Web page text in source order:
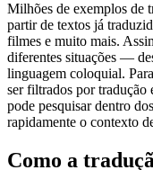
Milhões de exemplos de
partir de textos já
filmes e muito mais.
diferentes situações —
linguagem coloquial.
ser filtrados por tradução
pode pesquisar dentro
rapidamente o contexto
Como a